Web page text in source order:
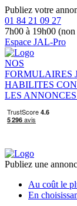
Publiez votre
01 84 21 09 27
7h00 à 19h00 (non
Espace JAL-Pro
NOS
FORMULAIRES
HABILITES
LES
Publiez une
Au coût le
En